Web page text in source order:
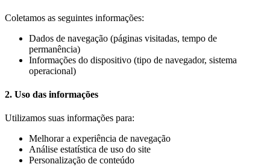
Coletamos as seguintes informações:
Dados de navegação (páginas visitadas, tempo de
permanência)
Informações do dispositivo (tipo de navegador, sistema
operacional)
2. Uso das informações
Utilizamos suas informações para:
Melhorar a experiência de navegação
Análise estatística de uso do site
Personalização de conteúdo